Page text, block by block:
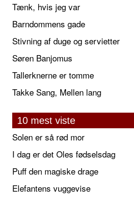
Tænk, hvis jeg var
Barndommens gade
Stivning af duge og servietter
Søren Banjomus
Tallerknerne er tomme
Takke Sang, Mellen lang
10 mest viste
Solen er så rød mor
I dag er det Oles fødselsdag
Puff den magiske drage
Elefantens vuggevise